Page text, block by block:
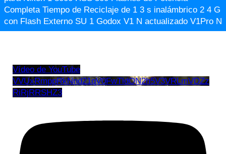
Completa Tiempo de Reciclaje de 1 3 s inalámbrico 2 4 G
con Flash Externo SU 1 Godox V1 N actualizado V1Pro N
Vídeo de YouTube
VVUxRmppRkNnd21qV0FwTldON2h5V3VRLmVDZz
RiRjRRSHZ3